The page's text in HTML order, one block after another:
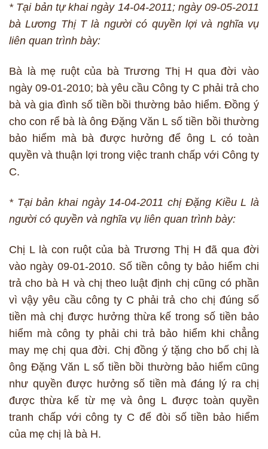
* Tại bản tự khai ngày 14-04-2011; ngày 09-05-2011
bà Lương Thị T là người có quyền lợi và nghĩa vụ
liên quan trình bày:
Bà là mẹ ruột của bà Trương Thị H qua đời vào
ngày 09-01-2010; bà yêu cầu Công ty C phải trả cho
bà và gia đình số tiền bồi thường bảo hiểm. Đồng ý
cho con rể bà là ông Đặng Văn L số tiền bồi thường
bảo hiểm mà bà được hưởng để ông L có toàn
quyền và thuận lợi trong việc tranh chấp với Công ty
C.
* Tại bản khai ngày 14-04-2011 chị Đặng Kiều L là
người có quyền và nghĩa vụ liên quan trình bày:
Chị L là con ruột của bà Trương Thị H đã qua đời
vào ngày 09-01-2010. Số tiền công ty bảo hiểm chi
trả cho bà H và chị theo luật định chị cũng có phần
vì vậy yêu cầu công ty C phải trả cho chị đúng số
tiền mà chị được hưởng thừa kế trong số tiền bảo
hiểm mà công ty phải chi trả bảo hiểm khi chẳng
may mẹ chị qua đời. Chị đồng ý tặng cho bố chị là
ông Đặng Văn L số tiền bồi thường bảo hiểm cũng
như quyền được hưởng số tiền mà đáng lý ra chị
được thừa kế từ mẹ và ông L được toàn quyền
tranh chấp với công ty C để đòi số tiền bảo hiểm
của mẹ chị là bà H.